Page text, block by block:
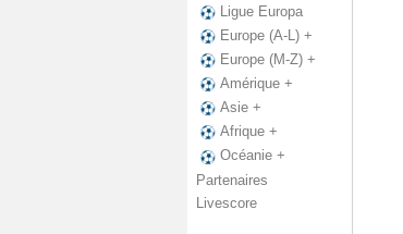
Ligue Europa
Europe (A-L) +
Europe (M-Z) +
Amérique +
Asie +
Afrique +
Océanie +
Partenaires
Livescore